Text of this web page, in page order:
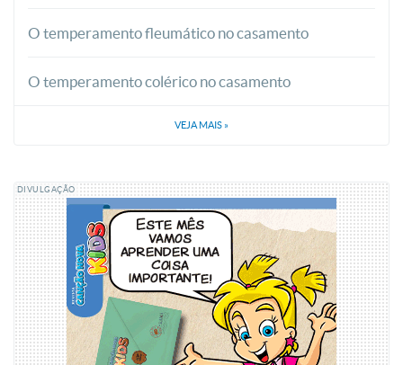
O temperamento fleumático no casamento
O temperamento colérico no casamento
VEJA MAIS »
DIVULGAÇÃO